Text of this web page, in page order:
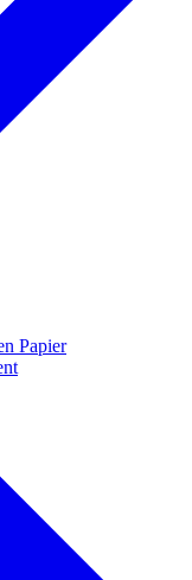
Papier